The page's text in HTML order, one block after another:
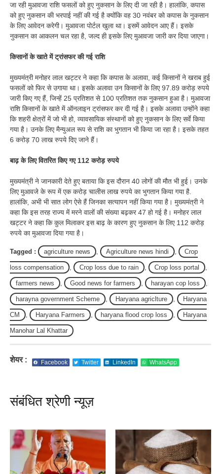
जा रही मुआवजा राशि फसलों को हुए नुकसान के लिए दी जा रही है। हालांकि, कपास
को हुए नुकसान की भरपाई नहीं की गई है क्योंकि वह 30 नवंबर को कपास के नुकसान
के लिए आवेदन करेगी। मुआवजा पोर्टल खुला था। इसमें आवेदन आए हैं। इसके
नुकसान का आकलन चल रहा है, जल्द ही इसके लिए मुआवजा जारी कर दिया जाएगा।
किसानों के खाते में ट्रांसफर की गई राशि
मुख्यमंत्री मनोहर लाल खट्टर ने कहा कि कपास के अलावा, कई किसानों ने खराब हुई
फसलों को फिर से उगाया था। इसके अलावा उन किसानों के लिए 97.89 करोड़ रुपये
जारी किए गए हैं, जिन्हें 25 प्रतिशत से 100 प्रतिशत तक नुकसान हुआ है। मुआवजा
राशि किसानों के खाते में ऑनलाइन ट्रांसफर कर दी गई है। इसके अलावा उन्होंने कहा
कि शहरी क्षेत्रों में जो भी हो, व्यावसायिक संस्थानों को हुए नुकसान के लिए सर्वे किया
गया है। उनके लिए मैन्युअल रूप से राशि का भुगतान भी किया जा रहा है। इसके तहत
6 करोड़ 70 लाख रुपये दिए जाने हैं।
बाढ़ के लिए वितरित किए गए 112 करोड़ रुपये
मुख्यमंत्री ने जानकारी देते हुए बताया कि इस दौरान 40 लोगों की मौत भी हुई। उनके
लिए मुआवजे के रूप में एक करोड़ चालीस लाख रुपये का भुगतान किया गया है.
हालांकि, अभी भी सात लोग ऐसे हैं जिनका सत्यापन नहीं किया गया है। मुख्यमंत्री ने
कहा कि इस तरह राज्य में मरने वालों की संख्या बढ़कर 47 हो गई है। मनोहर लाल
खट्टर ने कहा कि कुल मिलाकर इस बाढ़ के कारण हुए नुकसान के लिए 112 करोड़
रुपये का मुआवजा दिया गया है।
Tagged : agriculture news Agriculture news hindi Crop
loss compensation Crop loss due to rain Crop loss portal
farmers news Good news for farmers harayan cop loss
harayna government Scheme Haryana agriclture Haryana
CM Haryana Farmers haryana flood crop loss Haryana
Manohar Lal Khattar
शेयर : Facebook Twitter LinkedIn WhatsApp
संबंधित श्रेणी न्यूज़